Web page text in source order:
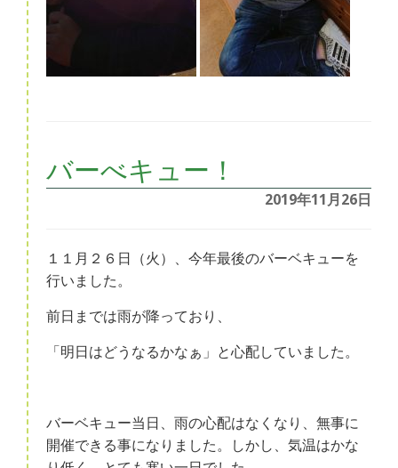
バーべキュー！
2019年11月26日
１１月２６日（火）、今年最後のバーベキューを
行いました。
前日までは雨が降っており、
「明日はどうなるかなぁ」と心配していました。
バーベキュー当日、雨の心配はなくなり、無事に
開催できる事になりました。しかし、気温はかな